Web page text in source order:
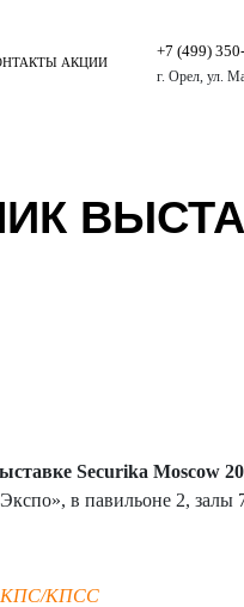
АКЦИИ
+7 (499)
г. Орел, ул.
Securika Moscow
в павильоне 2, залы
КПС/КПСС